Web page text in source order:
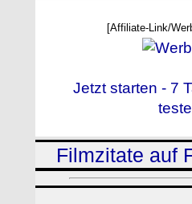
[Affiliate-Link/
Jetzt starten - 7
Filmzitate auf